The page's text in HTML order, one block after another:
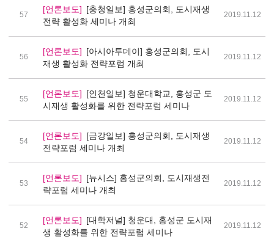
57
[언론보도] [충청일보] 홍성군의회, 도시재생
전략 활성화 세미나 개최
2019.11.12
56
[언론보도] [아시아투데이] 홍성군의회, 도시
재생 활성화 전략포럼 개최
2019.11.12
55
[언론보도] [인천일보] 청운대학교, 홍성군 도
시재생 활성화를 위한 전략포럼 세미나
2019.11.12
54
[언론보도] [금강일보] 홍성군의회, 도시재생
전략포럼 세미나 개최
2019.11.12
53
[언론보도] [뉴시스] 홍성군의회, 도시재생전
략포럼 세미나 개최
2019.11.12
52
[언론보도] [대학저널] 청운대, 홍성군 도시재
생 활성화를 위한 전략포럼 세미나
2019.11.12